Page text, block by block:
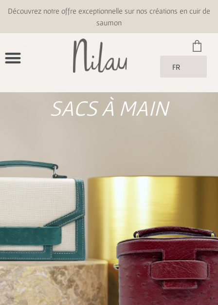
Découvrez notre offre exceptionnelle sur nos créations en cuir de
saumon
FR
SACS À MAIN